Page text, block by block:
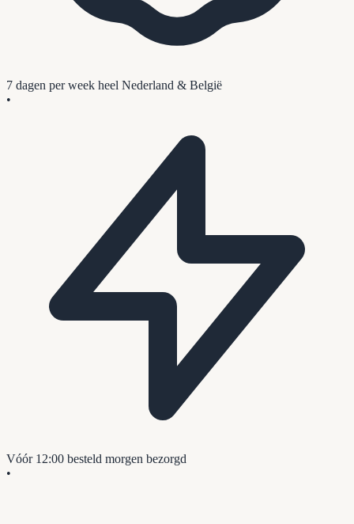
7 dagen per week heel Nederland & België
•
Vóór 12:00 besteld morgen bezorgd
•